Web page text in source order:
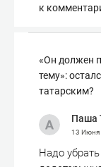
к
«Он должен
тему»:
татарским?
Паша
13 Июня
Надо